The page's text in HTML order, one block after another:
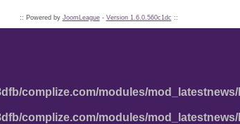
:: Powered by JoomLeague- Version 1.6.0.560c1dc ::
complize.com/modules/
complize.com/modules/